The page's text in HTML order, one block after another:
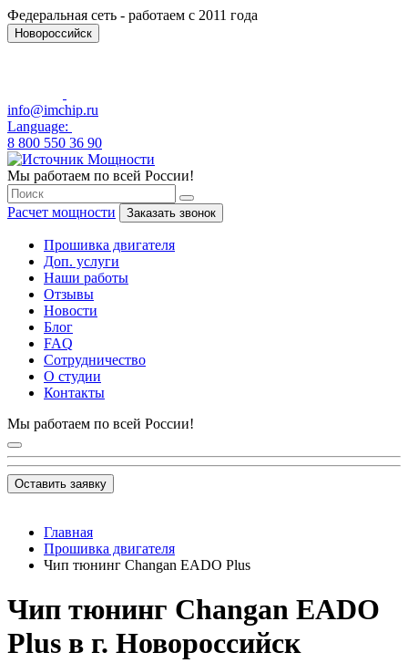
Федеральная сеть - работаем с 2011 года
Новороссийск
info@imchip.ru
Language:
8 800 550 36 90
Мы работаем по всей России!
Расчет мощности Заказать звонок
Прошивка двигателя
Доп. услуги
Наши работы
Отзывы
Новости
Блог
FAQ
Сотрудничество
О студии
Контакты
Мы работаем по всей России!
Оставить заявку
Главная
Прошивка двигателя
Чип тюнинг Changan EADO Plus
Чип тюнинг Changan EADO
Plus в г. Новороссийск